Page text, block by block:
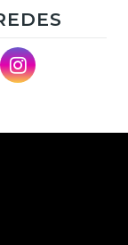
Instagram